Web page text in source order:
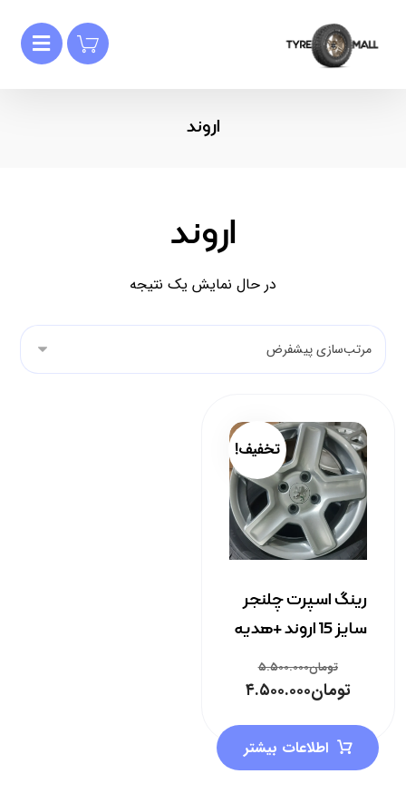
اروند
اروند
در حال نمایش یک نتیجه
رینگ اسپرت چلنجر
سایز 15 اروند +هدیه
تومان۵.۵۰۰.۰۰۰
تومان۴.۵۰۰.۰۰۰
تخفیف!
اطلاعات بیشتر